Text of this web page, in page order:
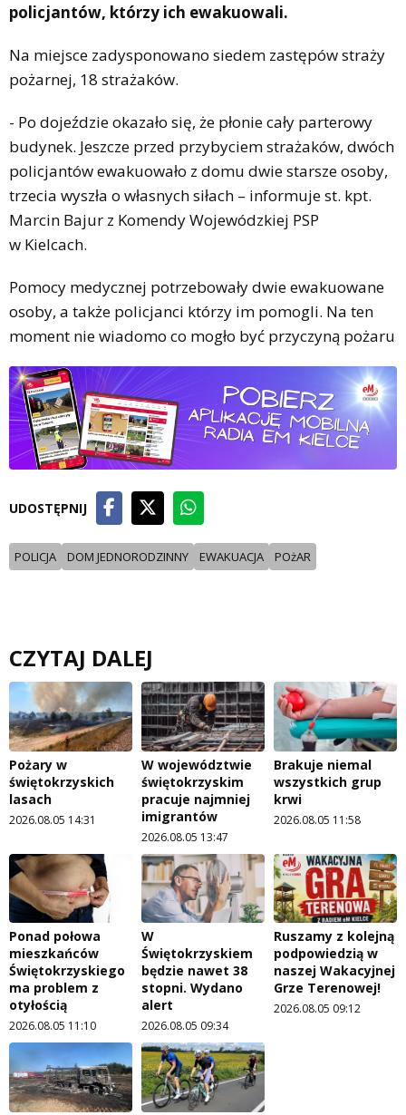
policjantów, którzy ich ewakuowali.
Na miejsce zadysponowano siedem zastępów straży
pożarnej, 18 strażaków.
- Po dojeździe okazało się, że płonie cały parterowy
budynek. Jeszcze przed przybyciem strażaków, dwóch
policjantów ewakuowało z domu dwie starsze osoby,
trzecia wyszła o własnych siłach – informuje st. kpt.
Marcin Bajur z Komendy Wojewódzkiej PSP
w Kielcach.
Pomocy medycznej potrzebowały dwie ewakuowane
osoby, a także policjanci którzy im pomogli. Na ten
moment nie wiadomo co mogło być przyczyną pożaru
UDOSTĘPNIJ
POLICJA DOM JEDNORODZINNY EWAKUACJA POżAR
CZYTAJ DALEJ
Pożary w
świętokrzyskich
lasach
2026.08.05 14:31
W województwie
świętokrzyskim
pracuje najmniej
imigrantów
2026.08.05 13:47
Brakuje niemal
wszystkich grup
krwi
2026.08.05 11:58
Ponad połowa
mieszkańców
Świętokrzyskiego
ma problem z
otyłością
2026.08.05 11:10
W
Świętokrzyskiem
będzie nawet 38
stopni. Wydano
alert
2026.08.05 09:34
Ruszamy z kolejną
podpowiedzią w
naszej Wakacyjnej
Grze Terenowej!
2026.08.05 09:12